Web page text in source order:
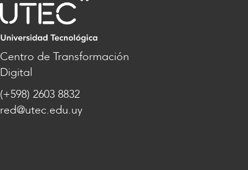
Centro de Transformación
Digital
(+598) 2603 8832
red@utec.edu.uy